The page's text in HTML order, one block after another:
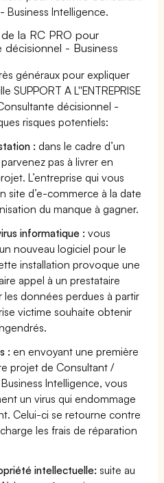
Business Intelligence.
la RC PRO pour
- Business
généraux pour expliquer
SUPPORT A L''ENTREPRISE
décisionnel -
risques potentiels:
: dans le cadre d’un
pas à livrer en
L’entreprise qui vous
site d’e-commerce à la date
du manque à gagner.
informatique : vous
nouveau logiciel pour le
installation provoque une
appel à un prestataire
données perdues à partir
victime souhaite obtenir
: en envoyant une première
projet de Consultant /
Intelligence, vous
un virus qui endommage
Celui-ci se retourne contre
les frais de réparation
intellectuelle: suite au